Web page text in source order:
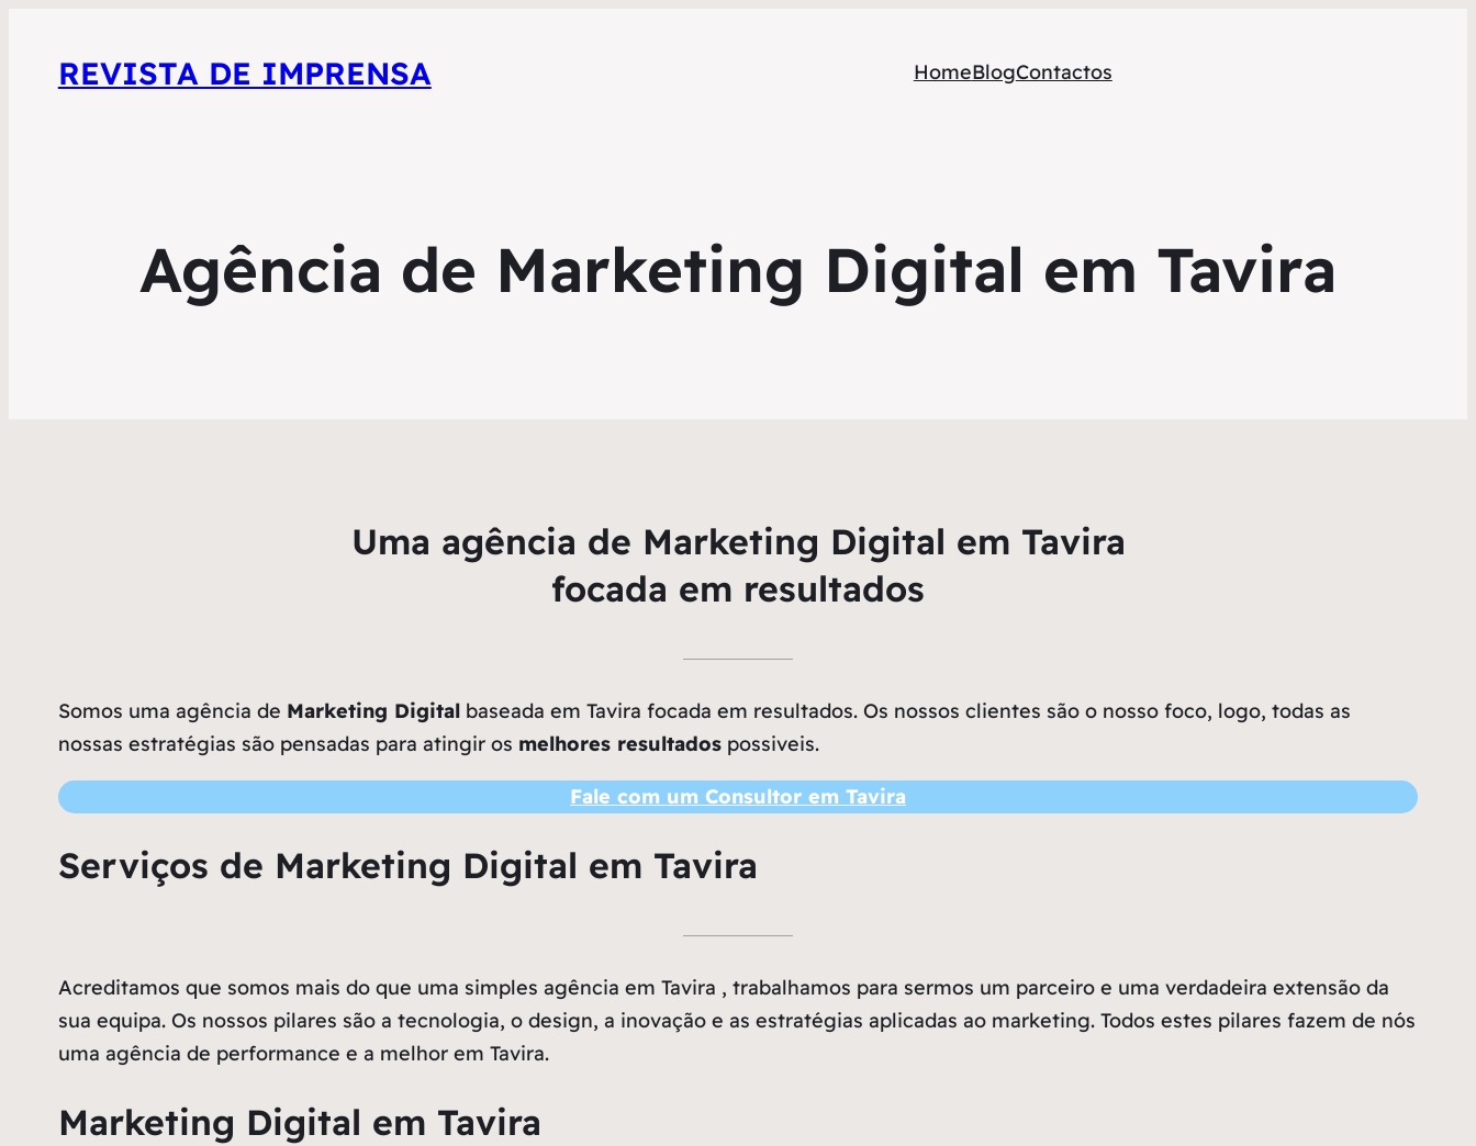
REVISTA DE IMPRENSA HomeBlogContactos
Agência de Marketing Digital em Tavira
Uma agência de Marketing Digital em Tavira
focada em resultados
Somos uma agência de Marketing Digitalbaseada em Tavira focada em resultados. Os nossos clientes são o nosso foco, logo, todas as
nossas estratégias são pensadas para atingir os melhores resultadospossiveis.
Fale com um Consultor em Tavira
Serviços de Marketing Digital em Tavira
Acreditamos que somos mais do que uma simples agência em Tavira , trabalhamos para sermos um parceiro e uma verdadeira extensão da
sua equipa. Os nossos pilares são a tecnologia, o design, a inovação e as estratégias aplicadas ao marketing. Todos estes pilares fazem de nós
uma agência de performance e a melhor em Tavira.
Marketing Digital em Tavira